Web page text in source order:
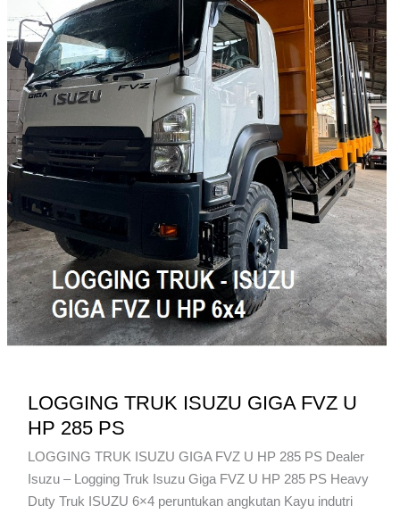
LOGGING TRUK ISUZU GIGA FVZ U
HP 285 PS
LOGGING TRUK ISUZU GIGA FVZ U HP 285 PS Dealer
Isuzu – Logging Truk Isuzu Giga FVZ U HP 285 PS Heavy
Duty Truk ISUZU 6×4 peruntukan angkutan Kayu indutri